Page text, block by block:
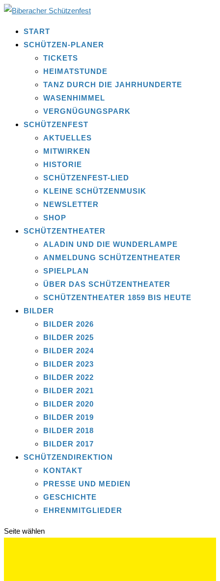
START
SCHÜTZEN-PLANER
TICKETS
HEIMATSTUNDE
TANZ DURCH DIE JAHRHUNDERTE
WASENHIMMEL
VERGNÜGUNGSPARK
SCHÜTZENFEST
AKTUELLES
MITWIRKEN
HISTORIE
SCHÜTZENFEST-LIED
KLEINE SCHÜTZENMUSIK
NEWSLETTER
SHOP
SCHÜTZENTHEATER
ALADIN UND DIE WUNDERLAMPE
ANMELDUNG SCHÜTZENTHEATER
SPIELPLAN
ÜBER DAS SCHÜTZENTHEATER
SCHÜTZENTHEATER 1859 BIS HEUTE
BILDER
BILDER 2026
BILDER 2025
BILDER 2024
BILDER 2023
BILDER 2022
BILDER 2021
BILDER 2020
BILDER 2019
BILDER 2018
BILDER 2017
SCHÜTZENDIREKTION
KONTAKT
PRESSE UND MEDIEN
GESCHICHTE
EHRENMITGLIEDER
Seite wählen